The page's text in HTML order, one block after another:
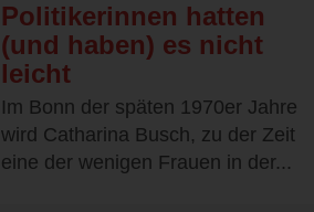
Politikerinnen hatten
(und haben) es nicht
leicht
Im Bonn der späten 1970er Jahre
wird Catharina Busch, zu der Zeit
eine der wenigen Frauen in der...